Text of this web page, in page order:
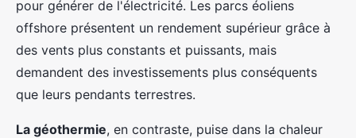
pour générer de l'électricité. Les parcs éoliens
offshore présentent un rendement supérieur grâce à
des vents plus constants et puissants, mais
demandent des investissements plus conséquents
que leurs pendants terrestres.
La géothermie, en contraste, puise dans la chaleur